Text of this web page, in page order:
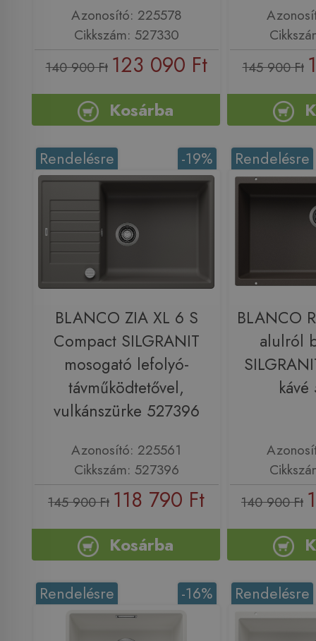
Azonosító: 225578
Cikkszám: 527330
140 900 Ft 123 090 Ft
Kosárba
145 900 Ft
-19%
Rendelésre
BLANCO ZIA XL 6 S
Compact SILGRANIT
mosogató lefolyó-
távműködtetővel,
vulkánszürke 527396
Azonosító: 225561
Cikkszám: 527396
145 900 Ft 118 790 Ft
Kosárba
Rendelésre
BLANCO
alulról
140 900 Ft
-16%
Rendelésre Rendelésre